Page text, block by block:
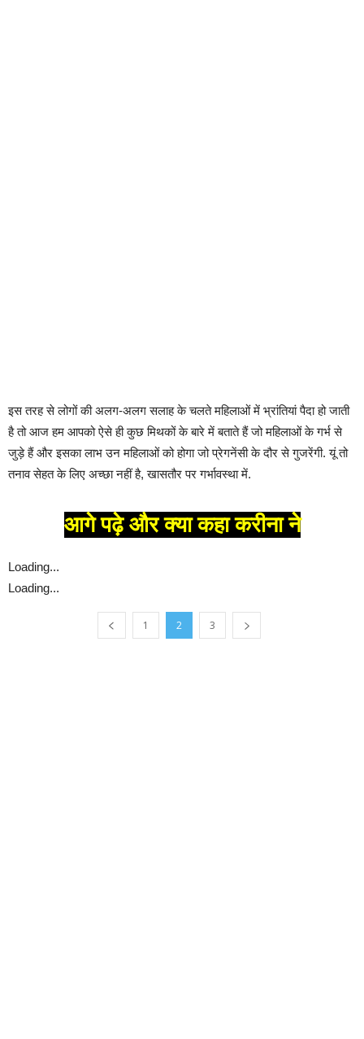
इस तरह से लोगों की अलग-अलग सलाह के चलते महिलाओं में भ्रांतियां पैदा हो जाती
है तो आज हम आपको ऐसे ही कुछ मिथकों के बारे में बताते हैं जो महिलाओं के गर्भ से
जुड़े हैं और इसका लाभ उन महिलाओं को होगा जो प्रेगनेंसी के दौर से गुजरेंगी. यूं तो
तनाव सेहत के लिए अच्‍छा नहीं है, खासतौर पर गर्भावस्‍था में.
आगे पढ़े और क्या कहा करीना ने
Loading...
Loading...
1 2 3